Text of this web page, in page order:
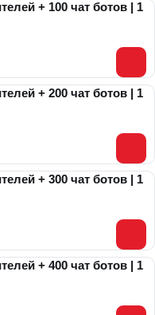
+ 100 чат ботов | 1
+ 200 чат ботов | 1
+ 300 чат ботов | 1
+ 400 чат ботов | 1